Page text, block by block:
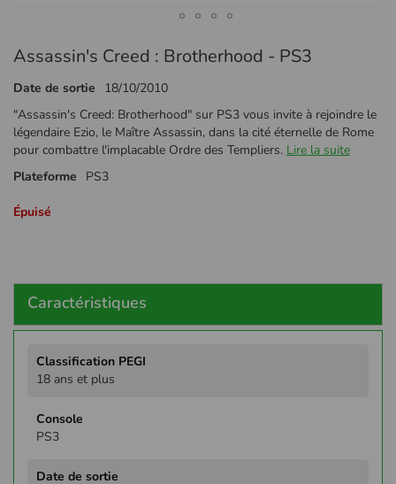
au
de
la
Galerie
d’images
Assassin's Creed : Brotherhood - PS3
Date de sortie
18/10/2010
"Assassin's Creed: Brotherhood" sur PS3 vous invite à rejoindre le
légendaire Ezio, le Maître Assassin, dans la cité éternelle de Rome
pour combattre l'implacable Ordre des Templiers. Lire la suite
Plateforme
PS3
Épuisé
Caractéristiques
d'infos
18 ans et plus
PS3